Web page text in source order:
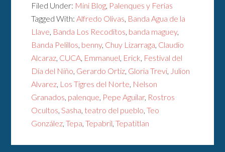
Filed Under: Mini Blog, Palenques y Ferias
Tagged With:Alfredo Olivas, Banda Agua de la
Llave, Banda Los Recoditos, banda maguey,
Banda Pelillos, benny, Chuy Lizarraga, Claudio
Alcaraz, CUCA, Emmanuel, Erick, Festival del
Día del Niño, Gerardo Ortiz, Gloria Trevi, Julion
Alvarez, Los Tigres del Norte, Nelson
Granados, palenque, Pepe Aguilar, Rostros
Ocultos,Sasha, teatro del pueblo,Teo
González,Tepa,Tepabril,Tepatitlan